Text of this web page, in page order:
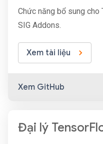
Chức năng bổ sung
SIG Addons.
Xem tài liệu
Xem GitHub
Đại lý